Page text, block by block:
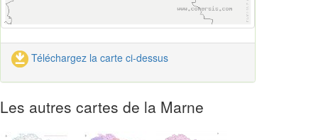
Téléchargez la carte ci-dessus
Les autres cartes de la Marne